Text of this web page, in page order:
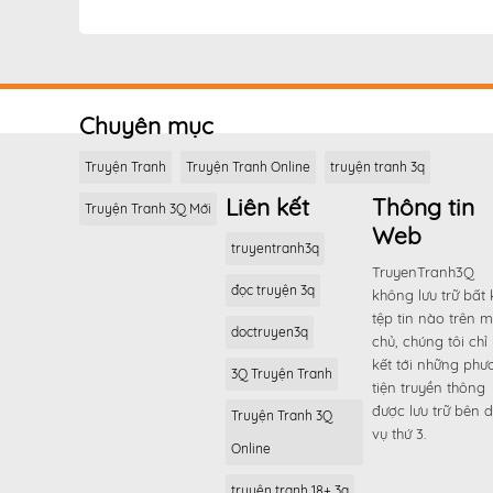
Chương 44
Chương 43
Chương 42
Chuyên mục
Truyện Tranh Truyện Tranh Online truyện tranh 3q
Truyện Tranh 3Q Mới Liên kết
truyentranh3q
đọc truyện 3q
doctruyen3q
3Q Truyện Tranh
Truyện Tranh 3Q
Online
Thông tin
Web
TruyenTranh3Q
không lưu trữ bất
tệp tin nào trên
chủ, chúng tôi chỉ
kết tới những
tiện truyền thông
được lưu trữ bên
vụ thứ 3.